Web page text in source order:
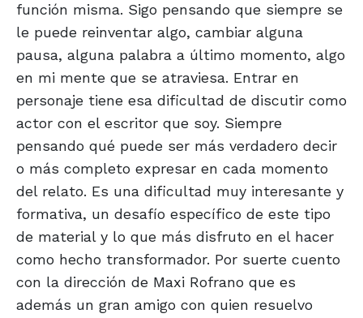
función misma. Sigo pensando que siempre se
le puede reinventar algo, cambiar alguna
pausa, alguna palabra a último momento, algo
en mi mente que se atraviesa. Entrar en
personaje tiene esa dificultad de discutir como
actor con el escritor que soy. Siempre
pensando qué puede ser más verdadero decir
o más completo expresar en cada momento
del relato. Es una dificultad muy interesante y
formativa, un desafío específico de este tipo
de material y lo que más disfruto en el hacer
como hecho transformador. Por suerte cuento
con la dirección de Maxi Rofrano que es
además un gran amigo con quien resuelvo